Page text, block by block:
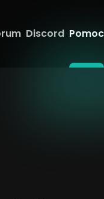
Discord Pomoc